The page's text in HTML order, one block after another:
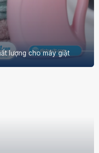
lượng cho máy giặt